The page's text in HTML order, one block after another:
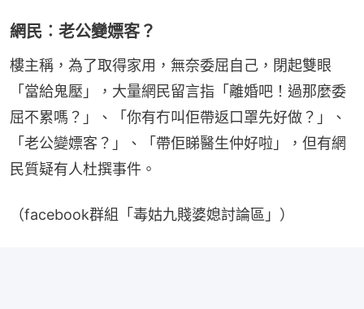
網民︰老公變嫖客？
樓主稱，為了取得家用，無奈委屈自己，閉起雙眼
「當給鬼壓」，大量網民留言指「離婚吧！過那麼委
屈不累嗎？」、「你有冇叫佢帶返口罩先好做？」、
「老公變嫖客？」、「帶佢睇醫生仲好啦」，但有網
民質疑有人杜撰事件。
（facebook群組「毒姑九賤婆媳討論區」）